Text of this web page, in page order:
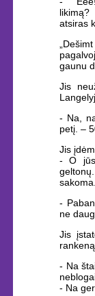
atsiras
gaunu
Jis
- Na,
petį. –
Jis
- O jūs
sakoma.
-
ne
Jis
rankeną.
- Na
- Na